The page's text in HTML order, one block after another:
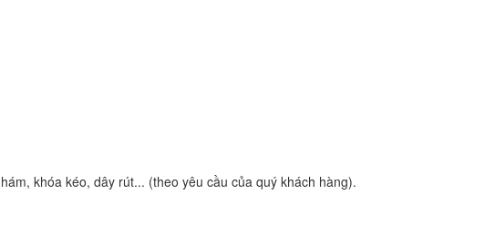
khóa kéo, dây rút... (theo yêu cầu của quý khách hàng).